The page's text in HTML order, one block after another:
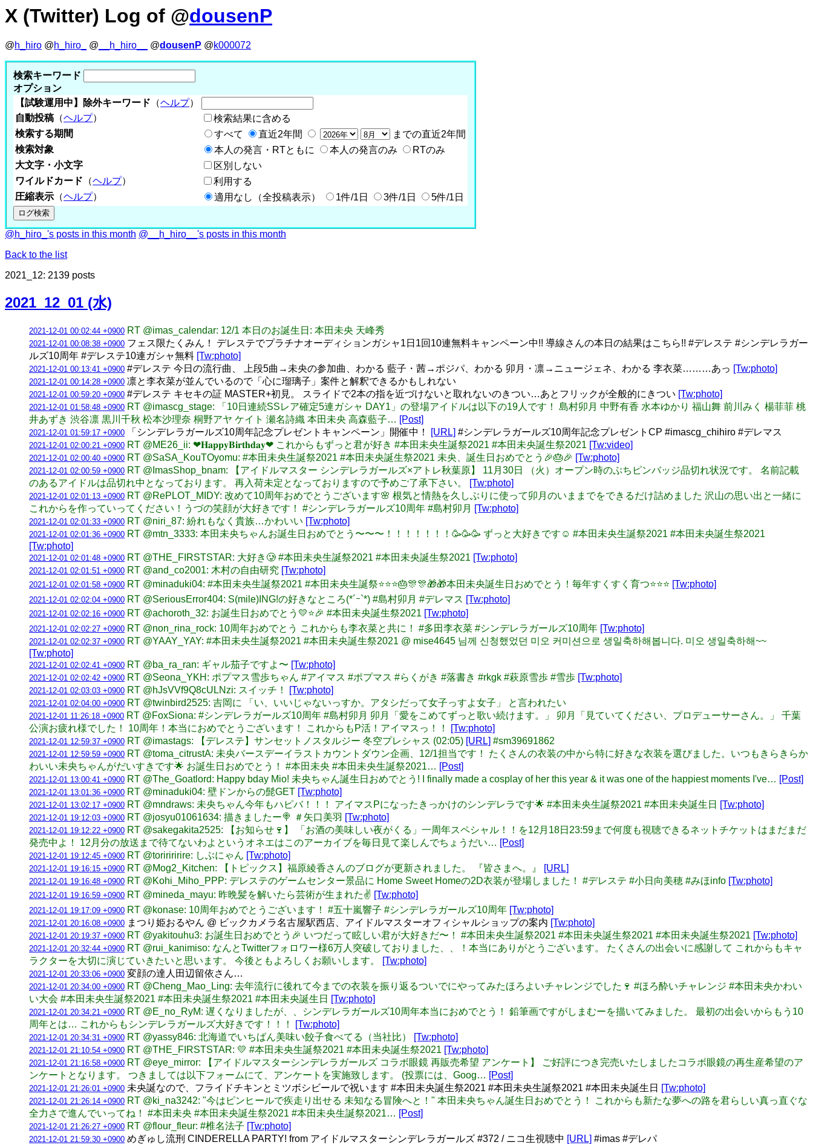
X (Twitter) Log of @dousenP
@h_hiro @h_hiro_ @ __h_hiro__ @dousenP @k000072
検索キーワード
オプション
【試験運用中】除外キーワード （ヘルプ）
自動投稿 （ヘルプ）
検索結果に含める
検索する期間
すべて 直近2年間
までの直近2年間
検索対象
本人の発言・RTともに 本人の発言のみ
RTのみ
大文字・小文字
区別しない
ワイルドカード （ヘルプ）
利用する
圧縮表示 （ヘルプ） 適用なし（全投稿表示） 1件/1日 3件/1日 5件/1日
@h_hiro_'s posts in this month @__h_hiro__'s posts in this month
Back to the list
2021_12: 2139 posts
2021_12_01 (水)
2021-12-01 00:02:44 +0900 RT @imas_calendar: 12/1 本日のお誕生日: 本田未央 天峰秀
2021-12-01 00:08:38 +0900 フェス限たくみん！ デレステでプラチナオーディションガシャ1日1回10連無料キャンペーン中!! 導線さんの本日の結果はこちら!! #デレステ #シンデレラガー
ルズ10周年 #デレステ10連ガシャ無料 [Tw:photo]
2021-12-01 00:13:41 +0900 #デレステ 今日の流行曲、 上段5曲→未央の参加曲、わかる 藍子・茜→ポジパ、わかる 卯月・凛→ニュージェネ、わかる 李衣菜………あっ [Tw:photo]
2021-12-01 00:14:28 +0900 凛と李衣菜が並んでいるので「心に瑠璃子」案件と解釈できるかもしれない
2021-12-01 00:59:20 +0900 #デレステ キセキの証 MASTER+初見。 スライドで2本の指を近づけないと取れないのきつい…あとフリックが全般的にきつい [Tw:photo]
2021-12-01 01:58:48 +0900 RT @imascg_stage: 「10日連続SSレア確定5連ガシャ DAY1」の登場アイドルは以下の19人です！ 島村卯月 中野有香 水本ゆかり 福山舞 前川みく 楊菲菲 桃
井あずき 渋谷凛 黒川千秋 松本沙理奈 桐野アヤ ケイト 瀬名詩織 本田未央 高森藍子… [Post]
2021-12-01 01:59:17 +0900 「シンデレラガールズ10周年記念プレゼントキャンペーン」開催中！ [URL] #シンデレラガールズ10周年記念プレゼントCP #imascg_chihiro #デレマス
2021-12-01 02:00:21 +0900 RT @ME26_ii: ❤︎𝐇𝐚𝐩𝐩𝐲𝐁𝐢𝐫𝐭𝐡𝐝𝐚𝐲❤︎ これからもずっと君が好き #本田未央生誕祭2021 #本田未央誕生祭2021 [Tw:video]
2021-12-01 02:00:40 +0900 RT @SaSA_KouTOyomu: #本田未央生誕祭2021 #本田未央誕生祭2021 未央、誕生日おめでとう🎉🎂🎉 [Tw:photo]
2021-12-01 02:00:59 +0900 RT @ImasShop_bnam: 【アイドルマスター シンデレラガールズ×アトレ秋葉原】 11月30日 （火）オープン時のぷちピンバッジ品切れ状況です。 名前記載
のあるアイドルは品切れ中となっております。 再入荷未定となっておりますので予めご了承下さい。
[Tw:photo]
2021-12-01 02:01:13 +0900 RT @RePLOT_MIDY: 改めて10周年おめでとうございます🌸 根気と情熱を久しぶりに使って卯月のいままでをできるだけ詰めました 沢山の思い出と一緒に
これからを作っていってください！うづの笑顔が大好きです！ #シンデレラガールズ10周年 #島村卯月 [Tw:photo]
2021-12-01 02:01:33 +0900 RT @niri_87: 紛れもなく貴族…かわいい [Tw:photo]
2021-12-01 02:01:36 +0900 RT @mtn_3333: 本田未央ちゃんお誕生日おめでとう〜〜〜！！！！！！！🥳🥳🥳 ずっと大好きです☺️ #本田未央生誕祭2021 #本田未央誕生祭2021
[Tw:photo]
2021-12-01 02:01:48 +0900 RT @THE_FIRSTSTAR: 大好き🥲 #本田未央生誕祭2021 #本田未央誕生祭2021 [Tw:photo]
2021-12-01 02:01:51 +0900 RT @and_co2001: 木村の自由研究 [Tw:photo]
2021-12-01 02:01:58 +0900 RT @minaduki04: #本田未央生誕祭2021 #本田未央生誕祭⭐⭐⭐🎂🎊🎊🎁🎁本田未央誕生日おめでとう！毎年すくすく育つ⭐⭐⭐ [Tw:photo]
2021-12-01 02:02:04 +0900 RT @SeriousError404: S(mile)ING!の好きなところ(*´ｰ`*) #島村卯月 #デレマス [Tw:photo]
2021-12-01 02:02:16 +0900 RT @achoroth_32: お誕生日おめでとう💛⭐️🎉 #本田未央誕生祭2021 [Tw:photo]
2021-12-01 02:02:27 +0900 RT @non_rina_rock: 10周年おめでとう これからも李衣菜と共に！ #多田李衣菜 #シンデレラガールズ10周年 [Tw:photo]
2021-12-01 02:02:37 +0900 RT @YAAY_YAY: #本田未央生誕祭2021 #本田未央誕生祭2021 @ mise4645 님께 신청했었던 미오 커미션으로 생일축하해봅니다. 미오 생일축하해~~
[Tw:photo]
2021-12-01 02:02:41 +0900 RT @ba_ra_ran: ギャル茄子ですよ〜 [Tw:photo]
2021-12-01 02:02:42 +0900 RT @Seona_YKH: ポプマス雪歩ちゃん #アイマス #ポプマス #らくがき #落書き #rkgk #萩原雪歩 #雪歩 [Tw:photo]
2021-12-01 02:03:03 +0900 RT @hJsVVf9Q8cULNzi: スイッチ！ [Tw:photo]
2021-12-01 02:04:00 +0900 RT @twinbird2525: 吉岡に 「い、いいじゃないっすか。アタシだって女子っすよ女子」 と言われたい
2021-12-01 11:26:18 +0900 RT @FoxSiona: #シンデレラガールズ10周年 #島村卯月 卯月「愛をこめてずっと歌い続けます。」 卯月「見ていてください、プロデューサーさん。」 千葉
公演お疲れ様でした！ 10周年！本当におめでとうございます！ これからもP活！アイマスっ！！
[Tw:photo]
2021-12-01 12:59:37 +0900 RT @imastags: 【デレステ】サンセットノスタルジー 冬空プレシャス (02:05) [URL] #sm39691862
2021-12-01 12:59:59 +0900 RT @toma_citrustA: 未央バースデーイラストカウントダウン企画、12/1担当です！ たくさんの衣装の中から特に好きな衣装を選びました。いつもきらきらか
わいい未央ちゃんがだいすきです🌟 お誕生日おめでとう！ #本田未央 #本田未央生誕祭2021… [Post]
2021-12-01 13:00:41 +0900 RT @The_Goatlord: Happy bday Mio! 未央ちゃん誕生日おめでとう! I finally made a cosplay of her this year & it was one of the happiest moments I've… [Post]
2021-12-01 13:01:36 +0900 RT @minaduki04: 壁ドンからの髭GET [Tw:photo]
2021-12-01 13:02:17 +0900 RT @mndraws: 未央ちゃん今年もハピバ！！！ アイマスPになったきっかけのシンデレラです🌟 #本田未央生誕祭2021 #本田未央誕生日 [Tw:photo]
2021-12-01 19:12:03 +0900 RT @josyu01061634: 描きましたー🍭 ＃矢口美羽 [Tw:photo]
2021-12-01 19:12:22 +0900 RT @sakegakita2525: 【お知らせ🍷】 「お酒の美味しい夜がくる」一周年スペシャル！！を12月18日23:59まで何度も視聴できるネットチケットはまだまだ
発売中よ！ 12月分の放送まで待てないわよというオネエはこのアーカイブを毎日見て楽しんでちょうだい… [Post]
2021-12-01 19:12:45 +0900 RT @toririririre: しぶにゃん [Tw:photo]
2021-12-01 19:16:15 +0900 RT @Mog2_Kitchen: 【トピックス】福原綾香さんのブログが更新されました。 『皆さまへ。』 [URL]
2021-12-01 19:16:48 +0900 RT @Kohi_Miho_PPP: デレステのゲームセンター景品に Home Sweet Homeの2D衣装が登場しました！ #デレステ #小日向美穂 #みほinfo [Tw:photo]
2021-12-01 19:16:59 +0900 RT @mineda_mayu: 昨晩髪を解いたら芸術が生まれた✌️ [Tw:photo]
2021-12-01 19:17:09 +0900 RT @konase: 10周年おめでとうございます！ #五十嵐響子 #シンデレラガールズ10周年 [Tw:photo]
2021-12-01 20:16:08 +0900 まつり姫おるやん @ ビックカメラ名古屋駅西店、アイドルマスターオフィシャルショップの案内 [Tw:photo]
2021-12-01 20:19:37 +0900 RT @yakitouhu3: お誕生日おめでとう🎉 いつだって眩しい君が大好きだ〜！ #本田未央生誕祭2021 #本田未央誕生祭2021 #本田未央誕生祭2021 [Tw:photo]
2021-12-01 20:32:44 +0900 RT @rui_kanimiso: なんとTwitterフォロワー様6万人突破しておりました、、！本当にありがとうございます。 たくさんの出会いに感謝して これからもキャ
ラクターを大切に演じていきたいと思います。 今後ともよろしくお願いします。
[Tw:photo]
2021-12-01 20:33:06 +0900 変顔の達人田辺留依さん…
2021-12-01 20:34:00 +0900 RT @Cheng_Mao_Ling: 去年流行に後れて今までの衣装を振り返るついでにやってみたほろよいチャレンジでした🍷 #ほろ酔いチャレンジ #本田未央かわい
い大会 #本田未央生誕祭2021 #本田未央誕生祭2021 #本田未央誕生日 [Tw:photo]
2021-12-01 20:34:21 +0900 RT @E_no_RyM: 遅くなりましたが、、シンデレラガールズ10周年本当におめでとう！ 鉛筆画ですがしまむーを描いてみました。 最初の出会いからもう10
周年とは… これからもシンデレラガールズ大好きです！！！
[Tw:photo]
2021-12-01 20:34:31 +0900 RT @yassy846: 北海道でいちばん美味い餃子食べてる（当社比） [Tw:photo]
2021-12-01 21:10:54 +0900 RT @THE_FIRSTSTAR: 💛 #本田未央生誕祭2021 #本田未央誕生祭2021 [Tw:photo]
2021-12-01 21:16:58 +0900 RT @eye_mirror: 【アイドルマスターシンデレラガールズ コラボ眼鏡 再販売希望 アンケート】 ご好評につき完売いたしましたコラボ眼鏡の再生産希望のア
ンケートとなります。 つきましては以下フォームにて、アンケートを実施致します。 (投票には、Goog… [Post]
2021-12-01 21:26:01 +0900 未央誕なので、フライドチキンとミツボシビールで祝います #本田未央誕生祭2021 #本田未央生誕祭2021 #本田未央誕生日 [Tw:photo]
2021-12-01 21:26:14 +0900 RT @ki_na3242: "今はピンヒールで疾走り出せる 未知なる冒険へと！" 本田未央ちゃん誕生日おめでとう！ これからも新たな夢への路を君らしい真っ直ぐな
全力さで進んでいってね！ #本田未央 #本田未央誕生祭2021 #本田未央生誕祭2021… [Post]
2021-12-01 21:26:27 +0900 RT @flour_fleur: #椎名法子 [Tw:photo]
2021-12-01 21:59:30 +0900 めぎゅし流刑 CINDERELLA PARTY! from アイドルマスターシンデレラガールズ #372 / ニコ生視聴中 [URL] #imas #デレパ